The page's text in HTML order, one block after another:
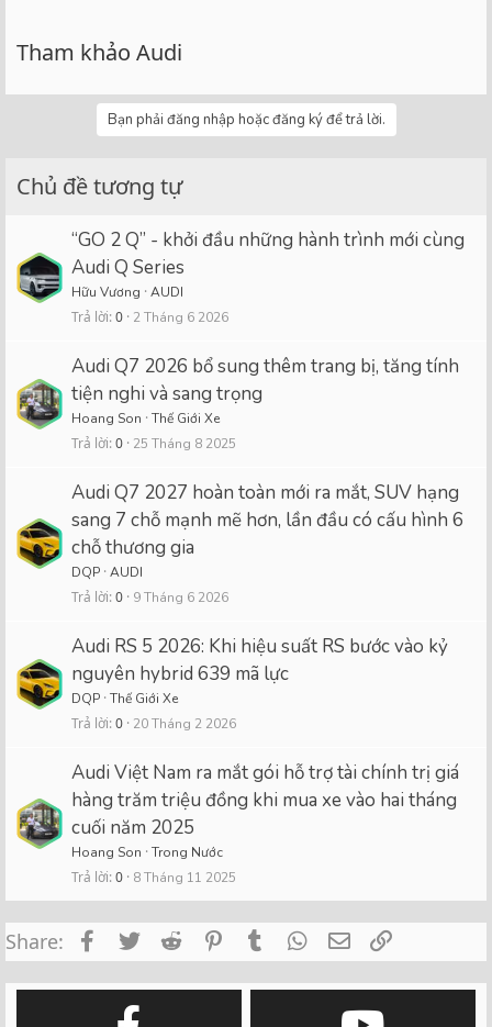
Tham khảo Audi
Bạn phải đăng nhập hoặc đăng ký để trả lời.
Chủ đề tương tự
“GO 2 Q” - khởi đầu những hành trình mới cùng
Audi Q Series
Hữu Vương AUDI
Trả lời 0 2 Tháng 6 2026
Audi Q7 2026 bổ sung thêm trang bị, tăng tính
tiện nghi và sang trọng
Hoang Son Thế Giới Xe
Trả lời 0 25 Tháng 8 2025
Audi Q7 2027 hoàn toàn mới ra mắt, SUV hạng
sang 7 chỗ mạnh mẽ hơn, lần đầu có cấu hình 6
chỗ thương gia
DQP AUDI
Trả lời 0 9 Tháng 6 2026
Audi RS 5 2026: Khi hiệu suất RS bước vào kỷ
nguyên hybrid 639 mã lực
DQP Thế Giới Xe
Trả lời 0 20 Tháng 2 2026
Audi Việt Nam ra mắt gói hỗ trợ tài chính trị giá
hàng trăm triệu đồng khi mua xe vào hai tháng
cuối năm 2025
Hoang Son Trong Nước
Trả lời 0 8 Tháng 11 2025
Share: FacebookTwitterReddit PinterestTumblrWhatsApp
Email